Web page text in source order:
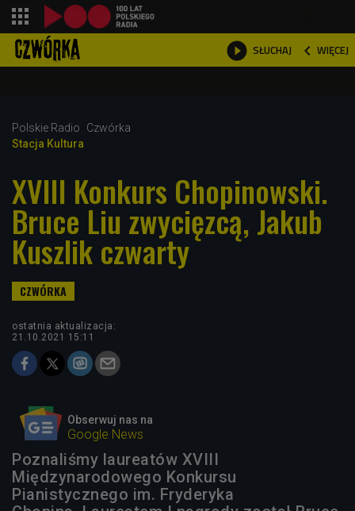
 SŁUCHAJ  WIĘCEJ

Polskie Radio
Czwórka
Stacja Kultura
XVIII Konkurs Chopinowski.
Bruce Liu zwycięzcą, Jakub
Kuszlik czwarty
ostatnia aktualizacja:
21.10.2021 15:11
Obserwuj nas na
Google News
Poznaliśmy laureatów XVIII
Międzynarodowego Konkursu
Pianistycznego im. Fryderyka